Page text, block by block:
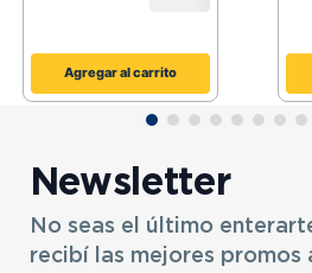
Agregar al carrito
Newsletter
No seas el último
recibí las mejores promos